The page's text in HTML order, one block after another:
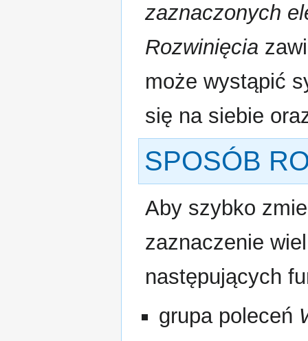
zaznaczonych
Rozwinięcia
może wystąpić
się na siebie
SPOSÓB
Aby szybko
zaznaczenie
następujących
grupa poleceń